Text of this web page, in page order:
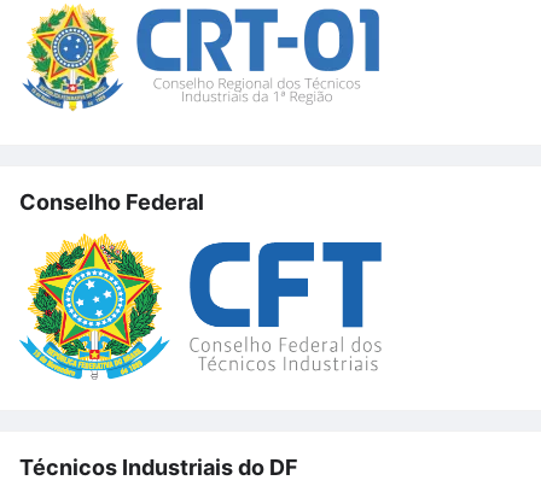
Conselho Federal
Técnicos Industriais do DF